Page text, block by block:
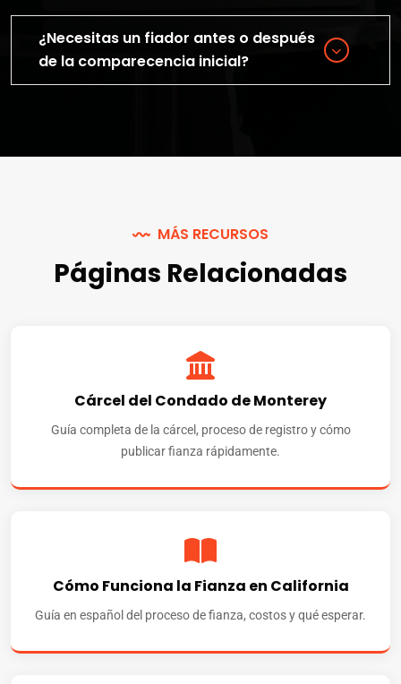
¿Necesitas un fiador antes o después
de la comparecencia inicial?
MÁS RECURSOS
Páginas Relacionadas
Cárcel del Condado de Monterey
Guía completa de la cárcel, proceso de registro y cómo
publicar fianza rápidamente.
Cómo Funciona la Fianza en California
Guía en español del proceso de fianza, costos y qué esperar.